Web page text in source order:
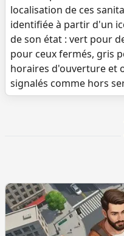
localisation de ces
identifiée à partir d'un
de son état : vert pour
pour ceux fermés, gris
horaires d'ouverture et
signalés comme hors